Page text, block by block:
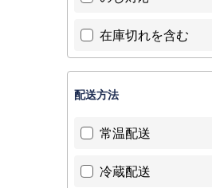
在庫切れを含む
配送方法
常温配送
冷蔵配送